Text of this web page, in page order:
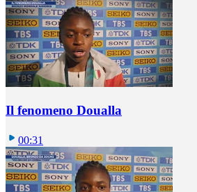
Il fenomeno Doualla
00:31